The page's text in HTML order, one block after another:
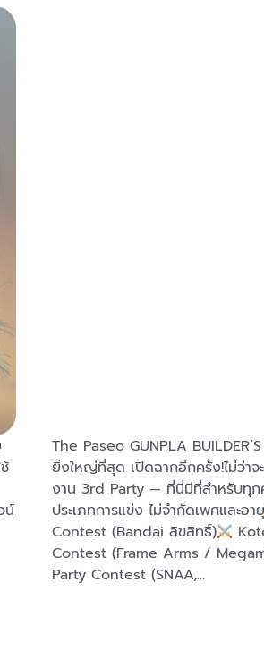
น์
The Paseo GUNPLA
ยิ่งใหญ่ที่สุด เปิดฉากอีกครั้ง!ไม่ว่า
งาน 3rd Party — ที่นี่มีที่สำหรับทุก
ประเภทการแข่ง ไม่จำกัดเพศและอายุ
Contest (Bandai ลิขสิทธิ์)
Contest (Frame Arms /
Party Contest (SNAA,...